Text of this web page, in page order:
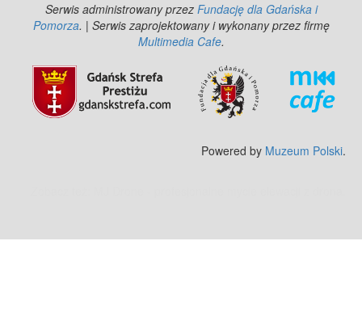
Serwis administrowany przez Fundację dla Gdańska i
Pomorza. | Serwis zaprojektowany i wykonany przez firmę
Multimedia Cafe.
Powered by Muzeum Polski.